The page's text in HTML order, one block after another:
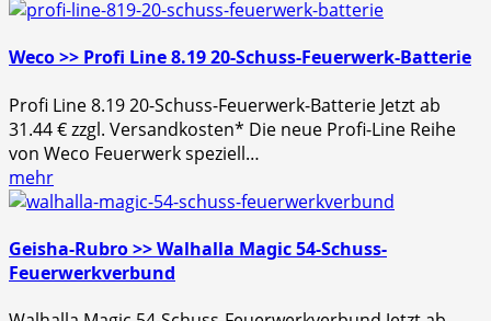
Weco >> Profi Line 8.19 20-Schuss-Feuerwerk-Batterie
Profi Line 8.19 20-Schuss-Feuerwerk-Batterie Jetzt ab
31.44 € zzgl. Versandkosten* Die neue Profi-Line Reihe
von Weco Feuerwerk speziell…
mehr
Geisha-Rubro >> Walhalla Magic 54-Schuss-
Feuerwerkverbund